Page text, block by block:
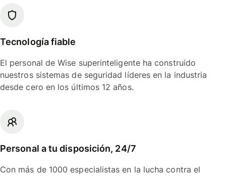
Tecnología fiable
El personal de Wise superinteligente ha construido
nuestros sistemas de seguridad líderes en la industria
desde cero en los últimos 12 años.
Personal a tu disposición, 24/7
Con más de 1000 especialistas en la lucha contra el